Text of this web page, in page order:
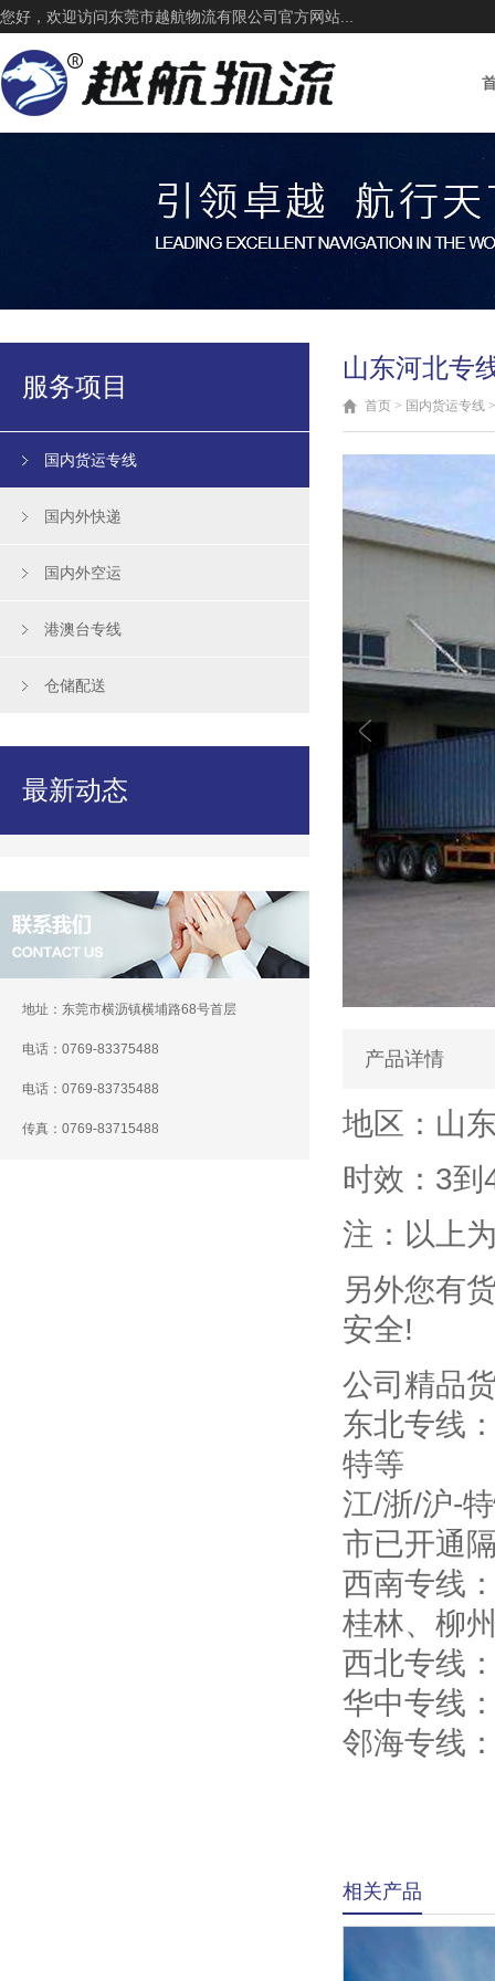
您好，欢迎访问东莞市越航物流有限公司官方网站...
服务项目
国内货运专线
国内外快递
国内外空运
港澳台专线
仓储配送
最新动态
地址：东莞市横沥镇横埔路68号首层
电话：0769-83375488
电话：0769-83735488
传真：0769-83715488
山东河北专
首页 > 国内货运专线
产品详情
地区：山
时效：3到
注：以上
另外您有
安全!
公司精品
东北专线
特等
江/浙/沪-
市已开通
西南专线
桂林、柳
西北专线
华中专线
邻海专线
相关产品